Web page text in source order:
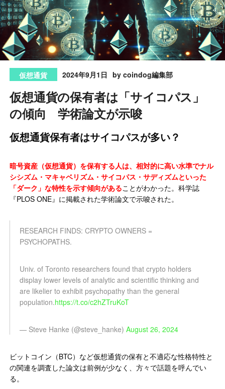
仮想通貨 2024年9月1日 by coindog編集部
仮想通貨の保有者は「サイコパス」
の傾向 学術論文が示唆
仮想通貨保有者はサイコパスが多い？
暗号資産（仮想通貨）を保有する人は、相対的に高い水準でナル
シシズム・マキャベリズム・サイコパス・サディズムといった
「ダーク」な特性を示す傾向があることがわかった。科学誌
『PLOS ONE』に掲載された学術論文で示唆された。
RESEARCH FINDS: CRYPTO OWNERS =
PSYCHOPATHS.
Univ. of Toronto researchers found that crypto holders
display lower levels of analytic and scientific thinking and
are likelier to exhibit psychopathy than the general
population.https://t.co/c2hZTruKoT
— Steve Hanke (@steve_hanke)August 26, 2024
ビットコイン（BTC）など仮想通貨の保有と不適応な性格特性と
の関連を調査した論文は前例が少なく、方々で話題を呼んでい
る。